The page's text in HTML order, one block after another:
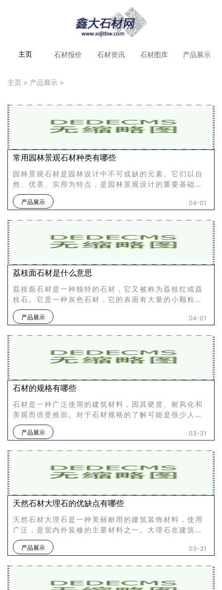
主页 石材报价 石材资讯 石材图库 产品展示
主页 > 产品展示 >
常用园林景观石材种类有哪些
园林景观石材是园林设计中不可或缺的元素。它们以自
然、优美、实用为特点，是园林景观设计的重要基础之
一。常用的园林景观石材种类有很多，下面将进行详细
介绍。花岗岩花岗岩
产品展示 04-01
荔枝面石材是什么意思
荔枝面石材是一种独特的石材，它又被称为荔枝红或荔
枝石。它是一种灰色石材，它的表面有大量的小颗粒凸
起，看起来非常像荔枝皮一样。这种石材被称为荔枝面
石材，它是一种非常
产品展示 04-01
石材的规格有哪些
石材是一种广泛使用的建筑材料，因其硬度、耐风化和
美观而倍受推崇。对于石材规格的了解可能是很少人所
熟知的一项技能。本文将探讨石材规格有哪些以及如何
选择适合自己需求的
产品展示 03-31
天然石材大理石的优缺点有哪些
天然石材大理石是一种美丽耐用的建筑装饰材料，使用
广泛，是室内外装修的主要材料之一。大理石在建筑内
外装修中，比较常用的是用于地面和墙面的镶嵌、地
台、洗手台、台面、化
产品展示 03-31